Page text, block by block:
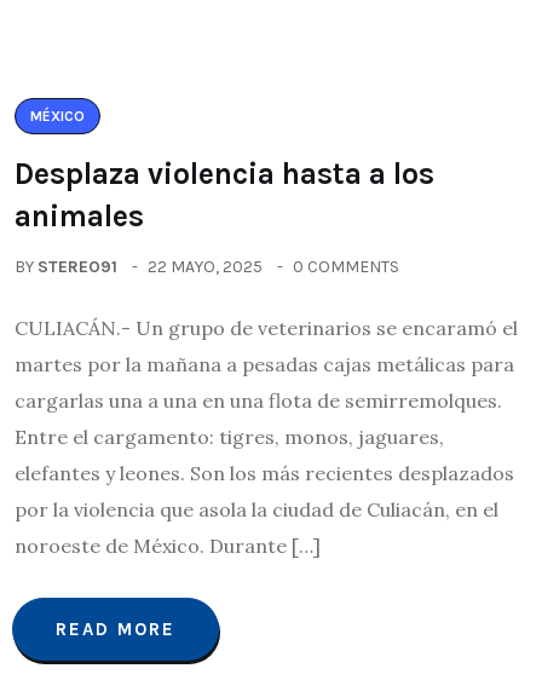
MÉXICO
Desplaza violencia hasta a los
animales
BY STEREO91 22 MAYO, 2025 0 COMMENTS
CULIACÁN.- Un grupo de veterinarios se encaramó el
martes por la mañana a pesadas cajas metálicas para
cargarlas una a una en una flota de semirremolques.
Entre el cargamento: tigres, monos, jaguares,
elefantes y leones. Son los más recientes desplazados
por la violencia que asola la ciudad de Culiacán, en el
noroeste de México. Durante […]
READ MORE